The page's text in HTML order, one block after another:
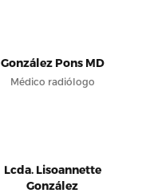
González Pons MD
Médico radiólogo
Lcda. Lisoannette
González